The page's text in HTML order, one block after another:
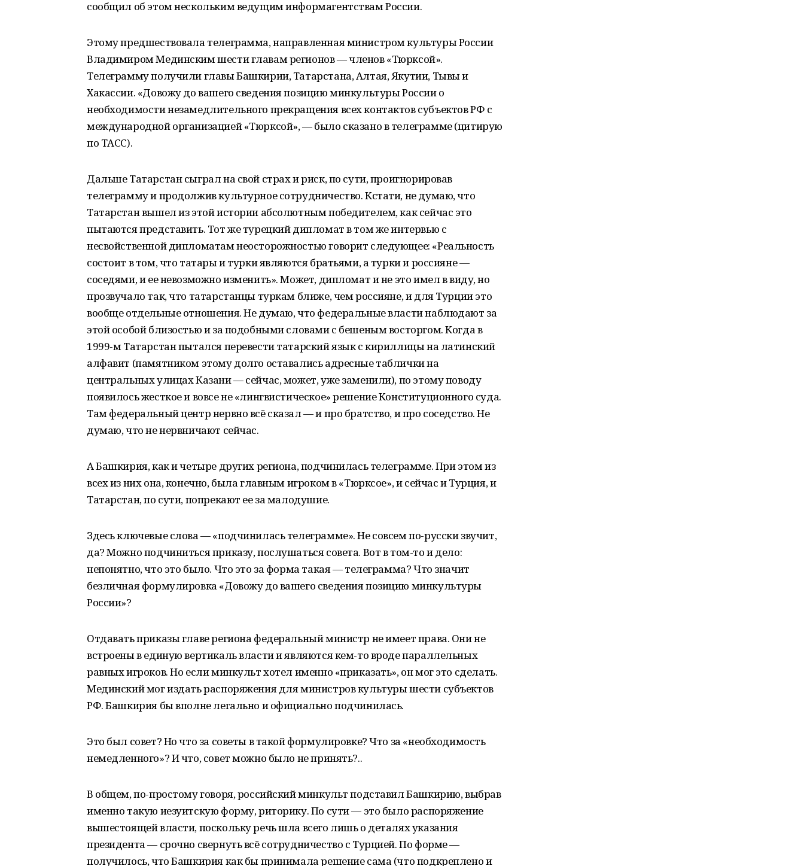
сообщил об этом нескольким ведущим информагентствам России.
Этому предшествовала телеграмма, направленная министром культуры России
Владимиром Мединским шести главам регионов — членов «Тюрксой».
Телеграмму получили главы Башкирии, Татарстана, Алтая, Якутии, Тывы и
Хакассии. «Довожу до вашего сведения позицию минкультуры России о
необходимости незамедлительного прекращения всех контактов субъектов РФ с
международной организацией «Тюрксой», — было сказано в телеграмме (цитирую
по ТАСС).
Дальше Татарстан сыграл на свой страх и риск, по сути, проигнорировав
телеграмму и продолжив культурное сотрудничество. Кстати, не думаю, что
Татарстан вышел из этой истории абсолютным победителем, как сейчас это
пытаются представить. Тот же турецкий дипломат в том же интервью с
несвойственной дипломатам неосторожностью говорит следующее: «Реальность
состоит в том, что татары и турки являются братьями, а турки и россияне —
соседями, и ее невозможно изменить». Может, дипломат и не это имел в виду, но
прозвучало так, что татарстанцы туркам ближе, чем россияне, и для Турции это
вообще отдельные отношения. Не думаю, что федеральные власти наблюдают за
этой особой близостью и за подобными словами с бешеным восторгом. Когда в
1999-м Татарстан пытался перевести татарский язык с кириллицы на латинский
алфавит (памятником этому долго оставались адресные таблички на
центральных улицах Казани — сейчас, может, уже заменили), по этому поводу
появилось жесткое и вовсе не «лингвистическое» решение Конституционного суда.
Там федеральный центр нервно всё сказал — и про братство, и про соседство. Не
думаю, что не нервничают сейчас.
А Башкирия, как и четыре других региона, подчинилась телеграмме. При этом из
всех из них она, конечно, была главным игроком в «Тюрксое», и сейчас и Турция, и
Татарстан, по сути, попрекают ее за малодушие.
Здесь ключевые слова — «подчинилась телеграмме». Не совсем по-русски звучит,
да? Можно подчиниться приказу, послушаться совета. Вот в том-то и дело:
непонятно, что это было. Что это за форма такая — телеграмма? Что значит
безличная формулировка «Довожу до вашего сведения позицию минкультуры
России»?
Отдавать приказы главе региона федеральный министр не имеет права. Они не
встроены в единую вертикаль власти и являются кем-то вроде параллельных
равных игроков. Но если минкульт хотел именно «приказать», он мог это сделать.
Мединский мог издать распоряжения для министров культуры шести субъектов
РФ. Башкирия бы вполне легально и официально подчинилась.
Это был совет? Но что за советы в такой формулировке? Что за «необходимость
немедленного»? И что, совет можно было не принять?..
В общем, по-простому говоря, российский минкульт подставил Башкирию, выбрав
именно такую иезуитскую форму, риторику. По сути — это было распоряжение
вышестоящей власти, поскольку речь шла всего лишь о деталях указания
президента — срочно свернуть всё сотрудничество с Турцией. По форме —
получилось, что Башкирия как бы принимала решение сама (что подкреплено и